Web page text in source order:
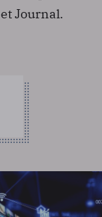
Journal.